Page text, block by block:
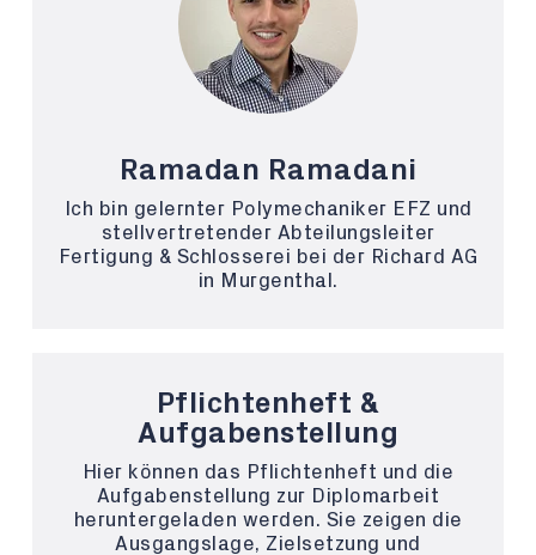
Ramadan Ramadani
Ich bin gelernter Polymechaniker EFZ und
stellvertretender Abteilungsleiter
Fertigung & Schlosserei bei der Richard AG
in Murgenthal.
Pflichtenheft &
Aufgabenstellung
Hier können das Pflichtenheft und die
Aufgabenstellung zur Diplomarbeit
heruntergeladen werden. Sie zeigen die
Ausgangslage, Zielsetzung und